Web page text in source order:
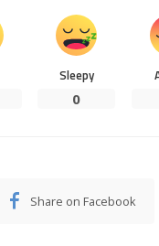
Sleepy
0
Share on Facebook